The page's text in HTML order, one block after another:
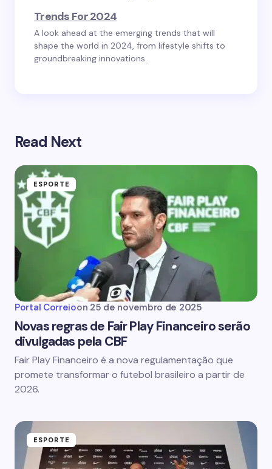
Trends For 2024
A look ahead at the emerging trends that will
shape the world in 2024, from lifestyle shifts to
groundbreaking innovations.
Read Next
ESPORTE
Portal Correioon 25 de novembro de 2025
Novas regras de Fair Play Financeiro serão
divulgadas pela CBF
Fair Play Financeiro é a nova regulamentação que
promete transformar o futebol brasileiro a partir de
2026.
ESPORTE